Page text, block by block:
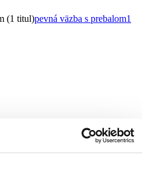
(1 titul)pevná väzba s prebalom1